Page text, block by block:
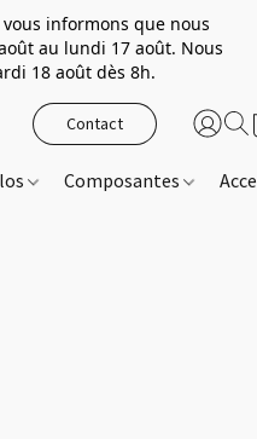
vous informons que nous
au lundi 17 août. Nous
18 août dès 8h.
Contact
Composantes